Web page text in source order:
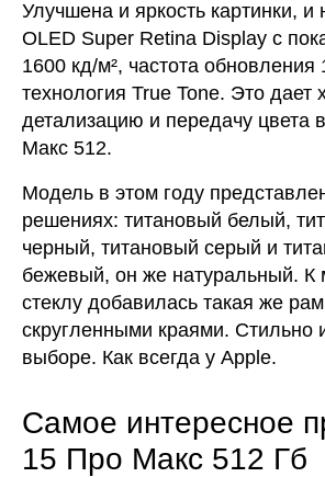
Улучшена и яркость картинки, и
OLED Super Retina Display с
1600 кд/м², частота обновления
технология True Tone. Это дает
детализацию и передачу
Макс 512.
Модель в этом году
решениях: титановый белый,
черный, титановый серый и
бежевый, он же натуральный. К
стеклу добавилась такая же
скругленными краями. Стильно
выборе. Как всегда у Apple.
Самое интересное
15 Про Макс 512 Гб